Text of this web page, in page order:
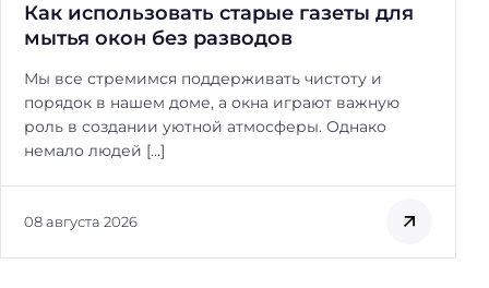
Как использовать старые газеты для
мытья окон без разводов
Мы все стремимся поддерживать чистоту и
порядок в нашем доме, а окна играют важную
роль в создании уютной атмосферы. Однако
немало людей […]
08 августа 2026